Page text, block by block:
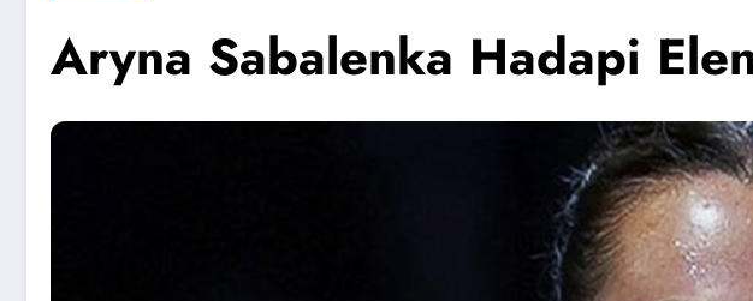
Aryna Sabalenka Hadapi